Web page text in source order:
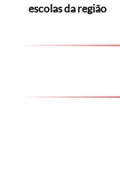
escolas da região